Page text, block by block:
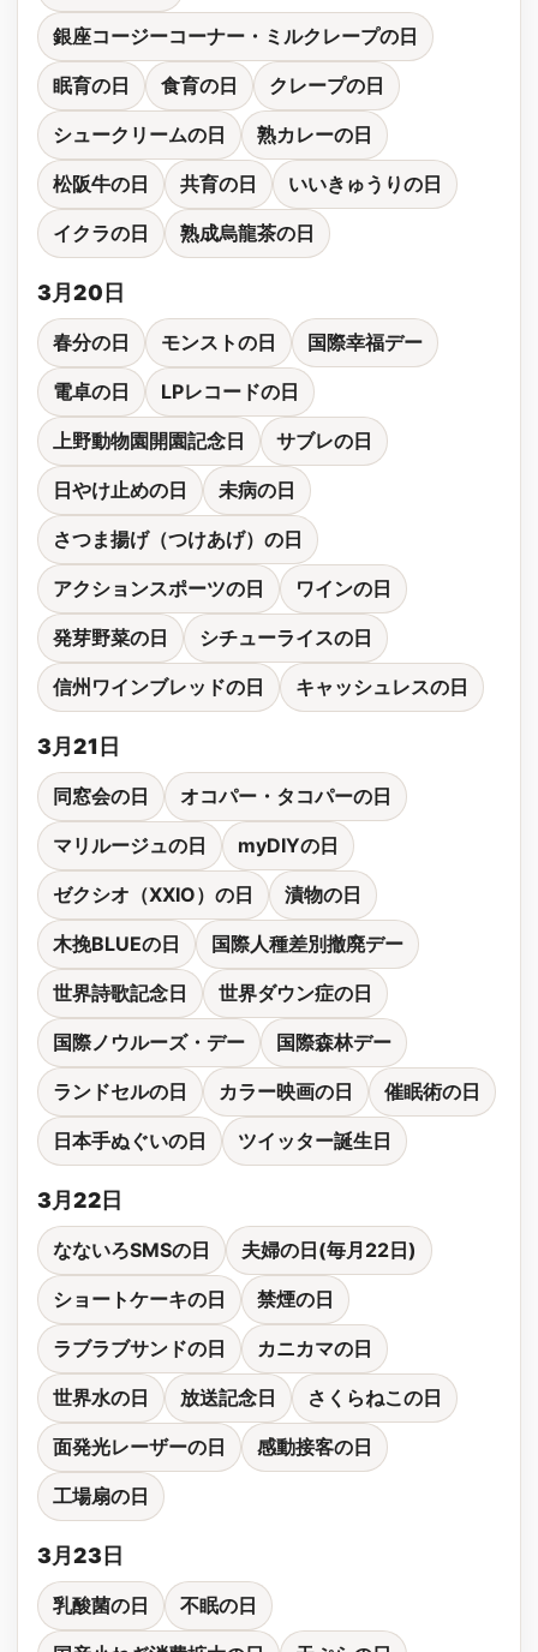
銀座コージーコーナー・ミルクレープの日
眠育の日 食育の日 クレープの日
シュークリームの日 熟カレーの日
松阪牛の日 共育の日 いいきゅうりの日
イクラの日 熟成烏龍茶の日
3月20日
春分の日 モンストの日 国際幸福デー
電卓の日 LPレコードの日
上野動物園開園記念日 サブレの日
日やけ止めの日 未病の日
さつま揚げ（つけあげ）の日
アクションスポーツの日 ワインの日
発芽野菜の日 シチューライスの日
信州ワインブレッドの日 キャッシュレスの日
3月21日
同窓会の日 オコパー・タコパーの日
マリルージュの日 myDIYの日
ゼクシオ（XXIO）の日 漬物の日
木挽BLUEの日 国際人種差別撤廃デー
世界詩歌記念日 世界ダウン症の日
国際ノウルーズ・デー 国際森林デー
ランドセルの日 カラー映画の日 催眠術の日
日本手ぬぐいの日 ツイッター誕生日
3月22日
なないろSMSの日 夫婦の日(毎月22日)
ショートケーキの日 禁煙の日
ラブラブサンドの日 カニカマの日
世界水の日 放送記念日 さくらねこの日
面発光レーザーの日 感動接客の日
工場扇の日
3月23日
乳酸菌の日 不眠の日